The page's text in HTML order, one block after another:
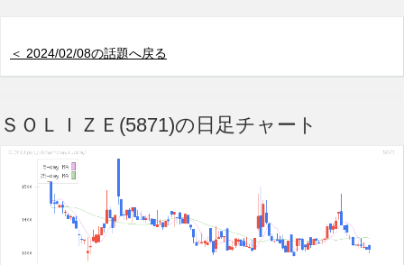
＜ 2024/02/08の話題へ戻る
ＳＯＬＩＺＥ(5871)の日足チャート